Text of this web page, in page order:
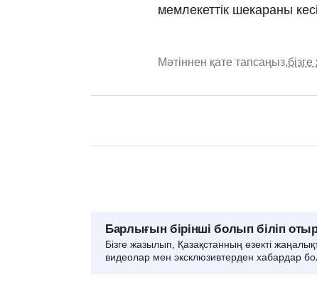
мемлекеттік шекараны
Мәтіннен қате тапсаңыз,
Барлығын бірінші болып біліп
Бізге жазылып, Қазақстанның өзекті
видеолар мен эксклюзивтерден хабардар